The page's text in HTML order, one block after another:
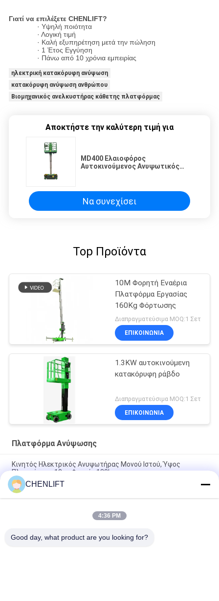
Γιατί να επιλέξετε CHENLIFT?
· Υψηλή ποιότητα
· Λογική τιμή
· Καλή εξυπηρέτηση μετά την πώληση
· 1 Έτος Εγγύηση
· Πάνω από 10 χρόνια εμπειρίας
ηλεκτρική κατακόρυφη ανύψωση
κατακόρυφη ανύψωση ανθρώπου
Βιομηχανικός ανελκυστήρας κάθετης πλατφόρμας
Αποκτήστε την καλύτερη τιμή για
MD400 Ελαιοφόρος
Αυτοκινούμενος Ανυψωτικός
Να συνεχίσει
Top Προϊόντα
10M Φορητή Εναέρια
Πλατφόρμα Εργασίας
160Kg Φόρτωσης
Διαπραγματεύσιμα MOQ:1 Σετ
ΕΠΙΚΟΙΝΩΝΙΑ
1.3KW αυτοκινούμενη
κατακόρυφη ράβδο
Διαπραγματεύσιμα MOQ:1 Σετ
ΕΠΙΚΟΙΝΩΝΙΑ
Πλατφόρμα Ανύψωσης
Κινητός Ηλεκτρικός Ανυψωτήρας Μονού Ιστού, Ύψος
Πλατφόρμας 10m, Φορτίο 130kg
Διπλό μίσθο χειροκίνητη ώθηση κάθετης πλατφόρμας
ανύψωσης για ύψος πλατφόρμας 10m
Διοδηγούμενο κατακόρυφο ανελκυστήρα πύργου ύψους 7,5
CHENLIFT
4:36 PM
Good day, what product are you looking for?